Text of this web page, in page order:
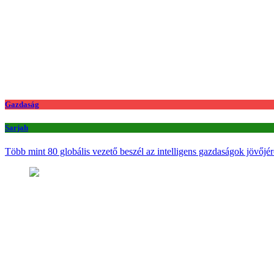
Gazdaság
Sarjah
Több mint 80 globális vezető beszél az intelligens gazdaságok